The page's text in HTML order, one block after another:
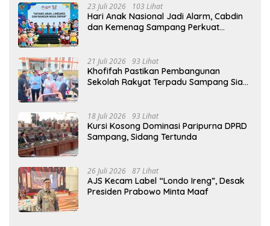
23 Juli 2026 103 Lihat
Hari Anak Nasional Jadi Alarm, Cabdin
dan Kemenag Sampang Perkuat
21 Juli 2026 93 Lihat
Khofifah Pastikan Pembangunan
Sekolah Rakyat Terpadu Sampang Siap
18 Juli 2026 93 Lihat
Kursi Kosong Dominasi Paripurna DPRD
Sampang, Sidang Tertunda
26 Juli 2026 87 Lihat
AJS Kecam Label “Londo Ireng”, Desak
Presiden Prabowo Minta Maaf